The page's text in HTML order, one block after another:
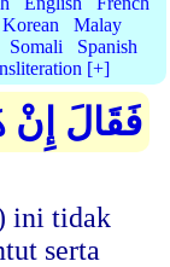
Korean
Malay
Somali
Spanish
[+]
فَقَالَ إِنْ
ini tidak
serta